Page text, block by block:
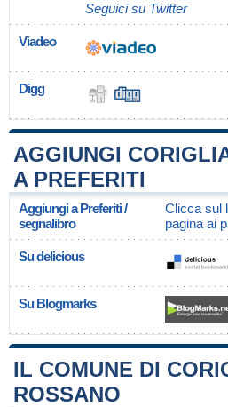
Seguici su Twitter
Viadeo
Digg
AGGIUNGI
A PREFERITI
Aggiungi a Preferiti /
segnalibro
Clicca sul
pagina ai
Su delicious
Su Blogmarks
IL COMUNE DI
ROSSANO